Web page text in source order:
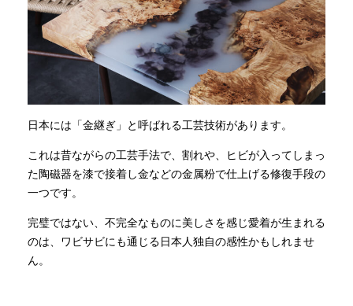
日本には「金継ぎ」と呼ばれる工芸技術があります。
これは昔ながらの工芸手法で、割れや、ヒビが入ってしまっ
た陶磁器を漆で接着し金などの金属粉で仕上げる修復手段の
一つです。
完璧ではない、不完全なものに美しさを感じ愛着が生まれる
のは、ワビサビにも通じる日本人独自の感性かもしれませ
ん。